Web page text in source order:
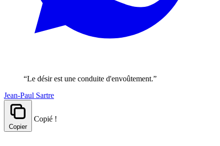
“Le désir est une conduite d'envoûtement.”
Jean-Paul Sartre
Copier
Copié !